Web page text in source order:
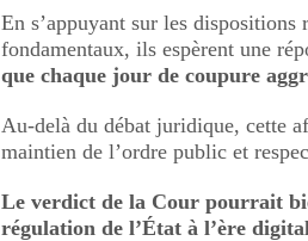
En s’appuyant sur les
fondamentaux, ils espèrent une
que chaque jour de coupure
Au-delà du débat juridique, cette
maintien de l’ordre public et
Le verdict de la Cour pourrait
régulation de l’État à l’ère